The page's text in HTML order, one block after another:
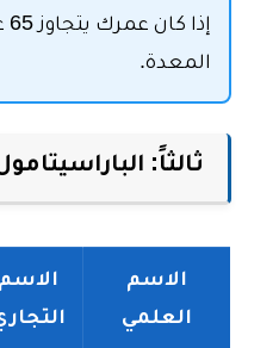
المعدة.
ثالثاً:
الاسم
العلمي
الاسم